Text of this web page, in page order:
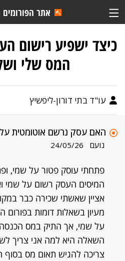
אתר
כיצד ישפיע רישום
המס שלי
עו"ד בתי דורון-ליפשיץ
האם עסק נרשם אוטומטית על
נועם 24/05/26
פתחתי עוסק פטור על שמי,
המיסים העסק רשום על שמי
אציין שאשתי שכירה כבר
מעיון בשאלות דומות
על שמי, אך התיק במס
השאלה היא למה אני צריך
צריכה להגיש תאום מס